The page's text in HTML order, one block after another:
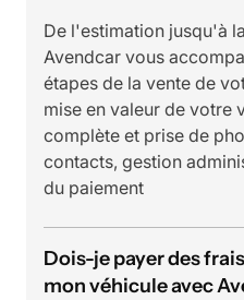
De l'estimation jusqu'à
Avendcar vous
étapes de la vente de
mise en valeur de votre
complète et prise de
contacts, gestion
du paiement
Dois-je payer des
mon véhicule avec